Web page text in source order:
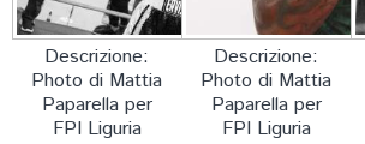
Descrizione:
Photo di Mattia
Paparella per
FPI Liguria
Descrizione:
Photo di Mattia
Paparella per
FPI Liguria